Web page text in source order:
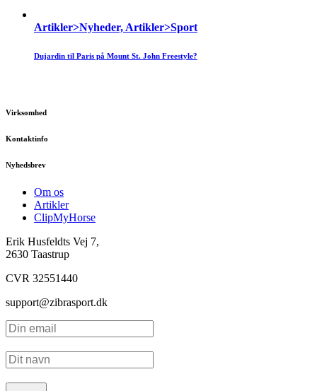
Artikler>Nyheder, Artikler>Sport
Dujardin til Paris på Mount St. John Freestyle?
Virksomhed
Kontaktinfo
Nyhedsbrev
Om os
Artikler
ClipMyHorse
Erik Husfeldts Vej 7,
2630 Taastrup
CVR 32551440
support@zibrasport.dk